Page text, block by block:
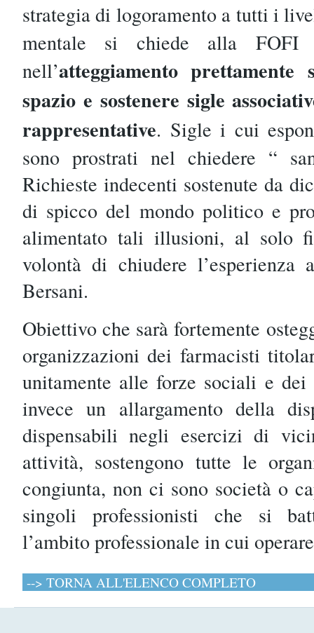
strategia di logoramento a tutti i
mentale si chiede alla FOFI
nell’atteggiamento prettamente
spazio e sostenere sigle
rappresentative. Sigle i cui
sono prostrati nel chiedere “
Richieste indecenti sostenute da
di spicco del mondo politico e
alimentato tali illusioni, al solo
volontà di chiudere
Bersani.
Obiettivo che sarà fortemente
organizzazioni dei farmacisti
unitamente alle forze sociali e dei
invece un allargamento della
dispensabili negli esercizi di
attività, sostengono tutte le
congiunta, non ci sono società o
singoli professionisti che si
l’ambito professionale in cui
--> TORNA ALL'ELENCO COMPLETO